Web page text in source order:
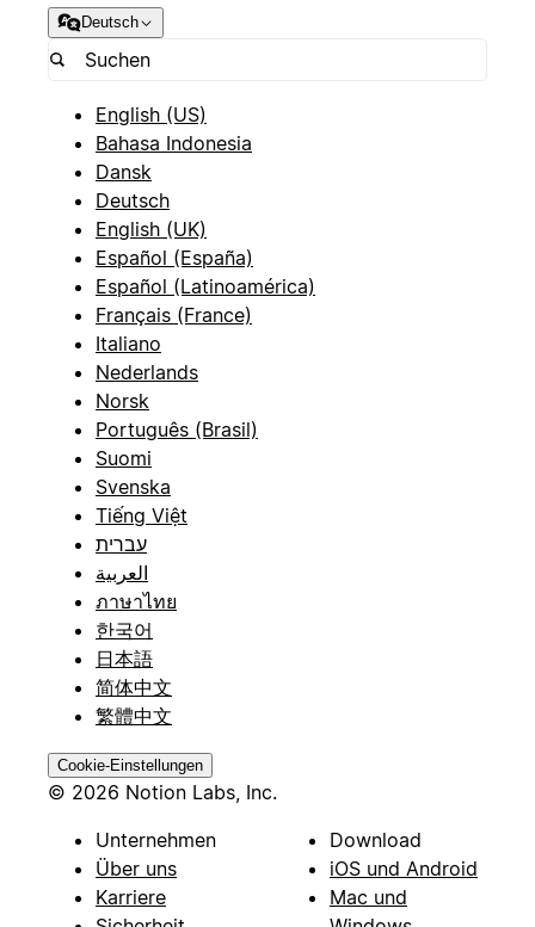
Deutsch
English (US)
Bahasa Indonesia
Dansk
Deutsch
English (UK)
Español (España)
Español (Latinoamérica)
Français (France)
Italiano
Nederlands
Norsk
Português (Brasil)
Suomi
Svenska
Tiếng Việt
עברית
العربية
ภาษาไทย
한국어
日本語
简体中文
繁體中文
Cookie-Einstellungen
© 2026 Notion Labs, Inc.
Unternehmen
Über uns
Karriere
Download
iOS und Android
Mac und